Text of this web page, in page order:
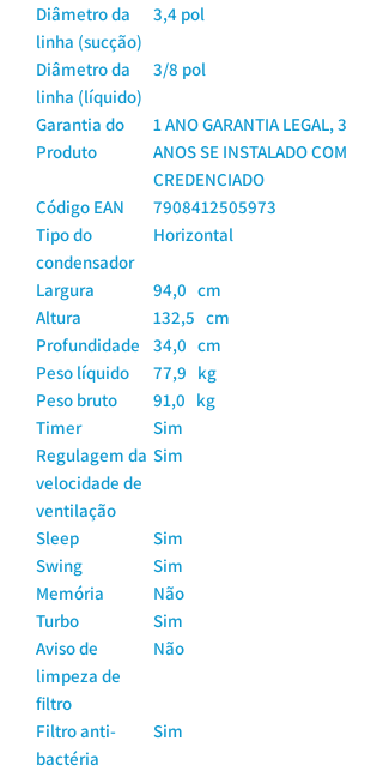
Diâmetro da
linha (sucção)
3,4 pol
Diâmetro da
linha (líquido)
3/8 pol
Garantia do
Produto
1 ANO GARANTIA LEGAL, 3
ANOS SE INSTALADO COM
CREDENCIADO
Código EAN
7908412505973
Tipo do
condensador
Horizontal
Largura
94,0 cm
Altura
132,5 cm
Profundidade
34,0 cm
Peso líquido
77,9 kg
Peso bruto
91,0 kg
Timer
Sim
Regulagem da
velocidade de
ventilação
Sim
Sleep
Sim
Swing
Sim
Memória
Não
Turbo
Sim
Aviso de
limpeza de
filtro
Não
Filtro anti-
bactéria
Sim